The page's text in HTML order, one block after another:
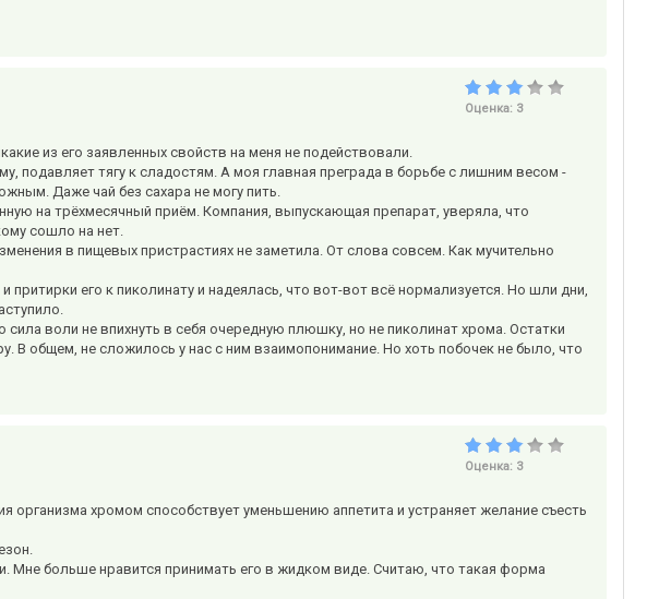
Оценка: 3
из его заявленных свойств на меня не подействовали.
подавляет тягу к сладостям. А моя главная преграда в борьбе с лишним весом -
Даже чай без сахара не могу пить.
на трёхмесячный приём. Компания, выпускающая препарат, уверяла, что
сошло на нет.
в пищевых пристрастиях не заметила. От слова совсем. Как мучительно
притирки его к пиколинату и надеялась, что вот-вот всё нормализуется. Но шли дни,
воли не впихнуть в себя очередную плюшку, но не пиколинат хрома. Остатки
В общем, не сложилось у нас с ним взаимопонимание. Но хоть побочек не было, что
Оценка: 3
организма хромом способствует уменьшению аппетита и устраняет желание съесть
Мне больше нравится принимать его в жидком виде. Считаю, что такая форма